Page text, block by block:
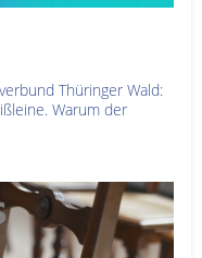
Thüringer Wald:
Warum der